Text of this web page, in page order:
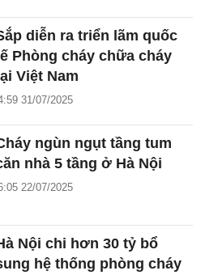
diễn ra triển lãm quốc
Phòng cháy chữa cháy
Việt Nam
31/07/2025
ngùn ngụt tầng tum
nhà 5 tầng ở Hà Nội
22/07/2025
Nội chi hơn 30 tỷ bổ
hệ thống phòng cháy